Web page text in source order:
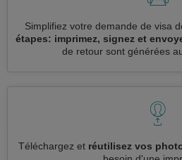
Simplifiez votre demande de visa
étapes: imprimez, signez et
de retour sont générées
Téléchargez et réutilisez vos